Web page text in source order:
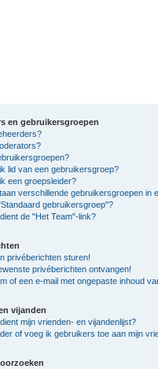
en gebruikersgroepen
lid van een gebruikersgroep?
een groepsleider?
verschillende gebruikersgroepen in
gebruikersgroep"?
de "Het Team"-link?
privéberichten sturen!
privéberichten ontvangen!
of een e-mail met ongepaste inhoud
vijanden
mijn vrienden- en vijandenlijst?
of voeg ik gebruikers toe aan mijn